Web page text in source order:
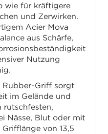
wie für kräftigere
und Zerwirken.
Acier Mova
aus Schärfe,
Nutzung
Rubber-Griff sorgt
im Gelände und
rutschfesten,
Nässe, Blut oder mit
von 13,5